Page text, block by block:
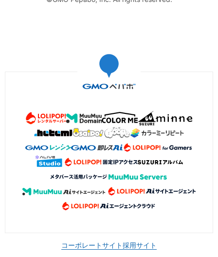
コーポレートサイト採用サイト